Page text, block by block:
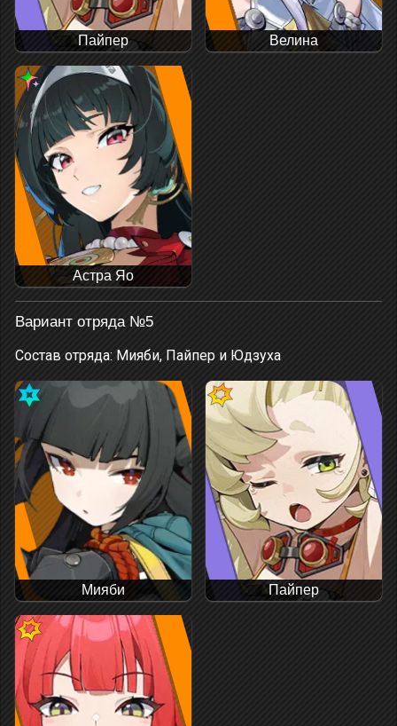
Пайпер Велина
Астра Яо
Вариант отряда №5
Состав отряда: Мияби, Пайпер и Юдзуха
Мияби Пайпер